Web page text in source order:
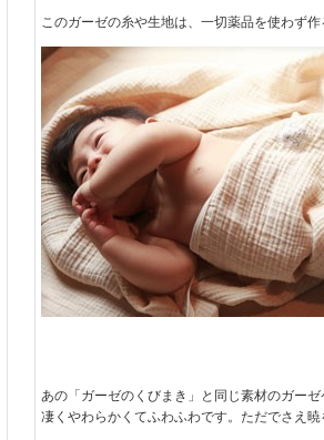
このガーゼの糸や生地は、一切薬品を使わず
あの「ガーゼのくびまき」と同じ素材のガー
凄くやわらかくてふわふわです。ただでさえ